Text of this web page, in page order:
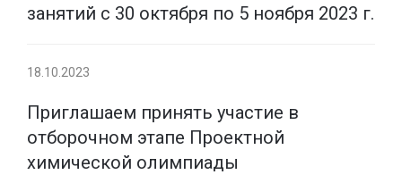
занятий с 30 октября по 5 ноября 2023 г.
18.10.2023
Приглашаем принять участие в
отборочном этапе Проектной
химической олимпиады